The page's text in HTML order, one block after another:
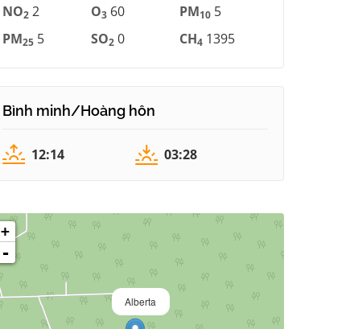
NO2 2 O3 60 PM10 5
PM25 5 SO2 0 CH4 1395
Bình minh/Hoàng hôn
12:14 03:28
Alberta
+
-